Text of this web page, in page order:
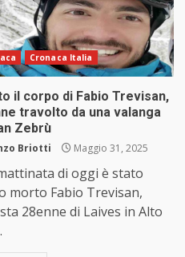
Cronaca Italia
il corpo di Fabio Trevisan,
travolto da una valanga
Zebrù
Briotti Maggio 31, 2025
di oggi è stato
morto Fabio Trevisan,
28enne di Laives in Alto